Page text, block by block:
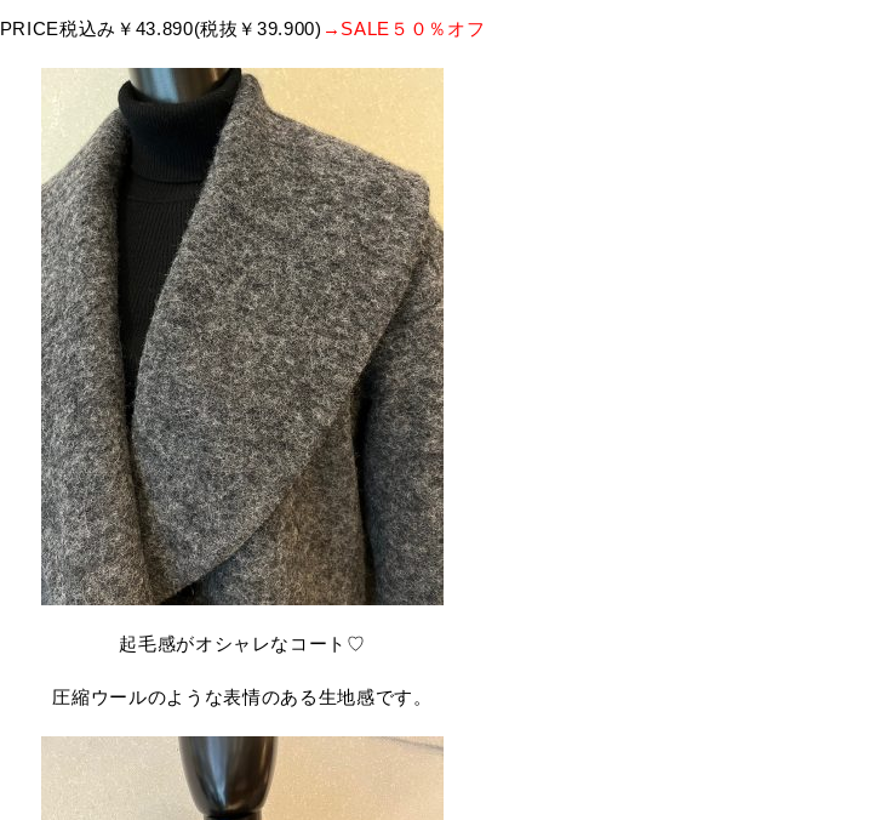
PRICE税込み￥43.890(税抜￥39.900) →SALE５０％オフ
起毛感がオシャレなコート♡
圧縮ウールのような表情のある生地感です。